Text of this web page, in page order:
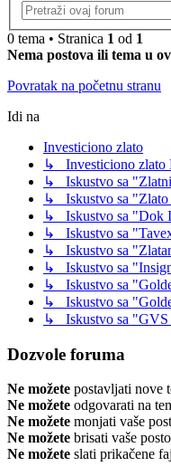
0 tema • Stranica 1 od 1
Nema postova ili tema u
Povratak na početnu stranu
Idi na
Investiciono zlato
↳ Investiciono zlato
↳ Iskustvo sa
↳ Iskustvo sa "Zlato
↳ Iskustvo sa "Dok
↳ Iskustvo sa
↳ Iskustvo sa
↳ Iskustvo sa
↳ Iskustvo sa
↳ Iskustvo sa
↳ Iskustvo sa "GVS
Dozvole foruma
Ne možete postavljati nove
Ne možete odgovarati na
Ne možete monjati vaše
Ne možete brisati vaše
Ne možete slati prikačene